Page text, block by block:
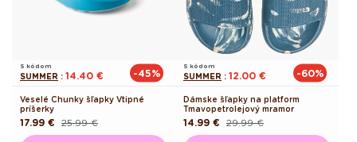
S kódom
SUMMER : 14.40 € -45%
Veselé Chunky šľapky Vtipné
príšerky
Pôvodná
cena
25.99 €
Akciová
cena
17.99 €
S kódom
SUMMER : 12.00 € -60%
Dámske šľapky na platform
Tmavo­petrolejový mramor
Pôvodná
cena
29.99 €
Akciová
cena
14.99 €